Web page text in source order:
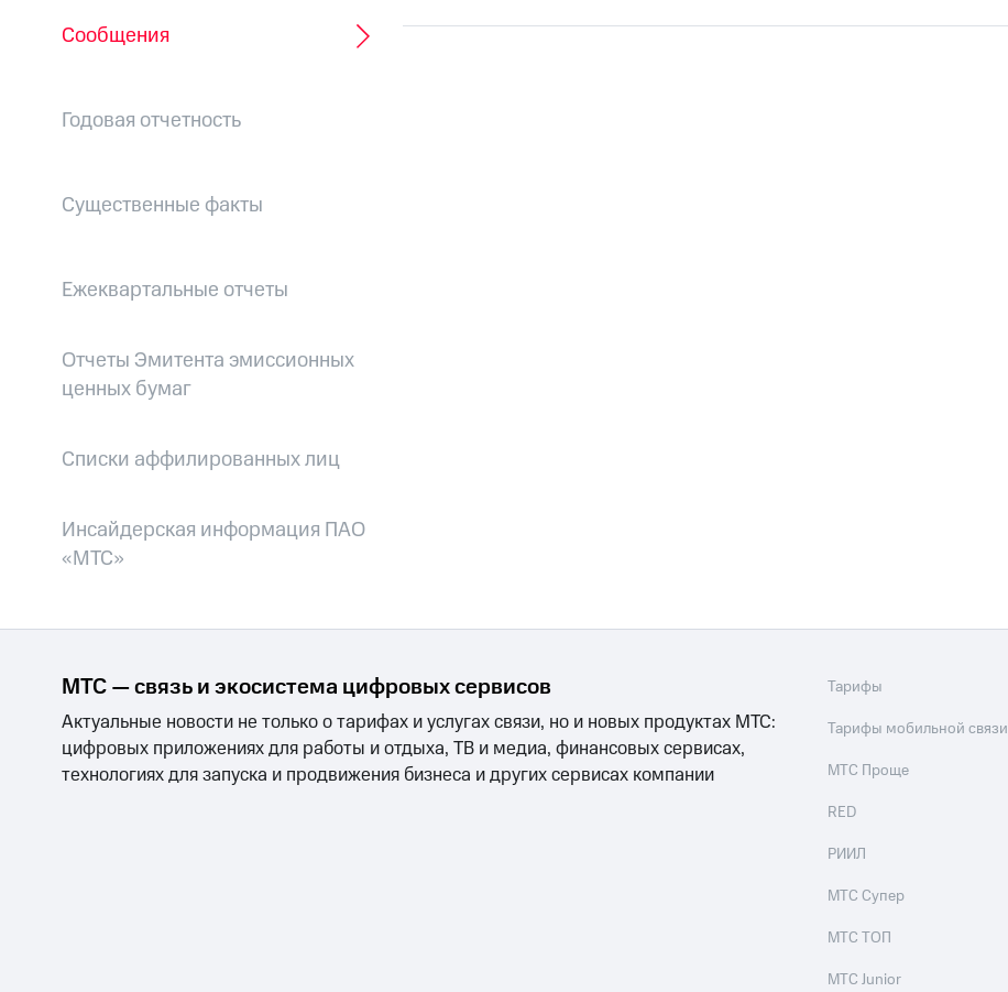
Сообщения
Годовая отчетность
Существенные факты
Ежеквартальные отчеты
Отчеты Эмитента эмиссионных
ценных бумаг
Списки аффилированных лиц
Инсайдерская информация ПАО
«МТС»
МТС — связь и экосистема цифровых сервисов
Актуальные новости не только о тарифах и услугах связи, но и новых продуктах МТС:
цифровых приложениях для работы и отдыха, ТВ и медиа, финансовых сервисах,
технологиях для запуска и продвижения бизнеса и других сервисах компании
Тарифы
Тарифы мобильной связи
МТС Проще
RED
РИИЛ
МТС Супер
МТС ТОП
МТС Junior